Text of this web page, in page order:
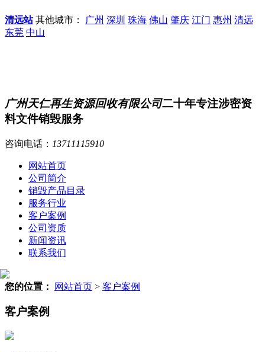
清远站其他城市： 广州 深圳 珠海 佛山 肇庆 江门 惠州 清远
东莞 中山
广州天仁再生资源回收有限公司二十年专注涉密资
料文件销毁服务
咨询电话： 13711115910
网站首页
公司简介
销毁产品目录
服务行业
客户案例
公司资质
新闻资讯
联系我们
您的位置： 网站首页 > 客户案例
客户案例